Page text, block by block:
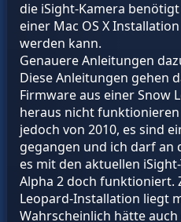
die iSight-Kamera
einer Mac OS X
werden kann.
Genauere Anleitungen
Diese Anleitungen gehen
Firmware aus einer Snow
heraus nicht
jedoch von 2010, es sind
gegangen und ich darf an
es mit den aktuellen
Alpha 2 doch funktioniert.
Leopard-Installation liegt
Wahrscheinlich hätte